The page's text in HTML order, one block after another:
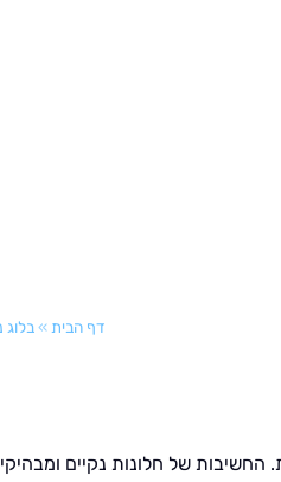
דף הבית »בלוג
החשיבות של חלונות נקיים